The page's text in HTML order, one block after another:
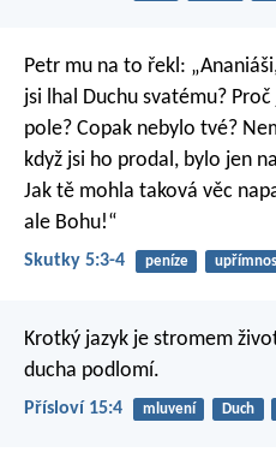
Petr mu na to řekl:
jsi lhal Duchu svatému?
pole? Copak nebylo tvé?
když jsi ho prodal, bylo jen
Jak tě mohla taková věc
ale Bohu!“
Skutky 5:3-4 peníze
Krotký jazyk je stromem
ducha podlomí.
Přísloví 15:4 mluvení Duch